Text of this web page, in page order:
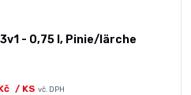
3v1 - 0,75 l, Pinie/lärche
/ KS vč. DPH